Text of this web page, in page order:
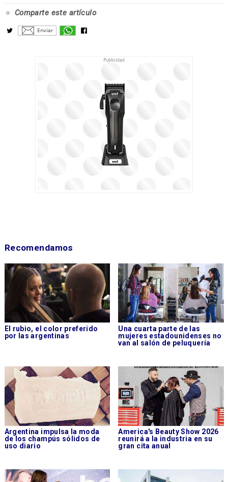
Comparte este artículo
Recomendamos
El rubio, el color preferido
por las argentinas
Una cuarta parte de las
mujeres estadounidenses no
van al salón de peluquería
Argentina impulsa la moda
de los champús sólidos de
uso diario
America's Beauty Show 2026
reunirá a la industria en su
gran cita anual